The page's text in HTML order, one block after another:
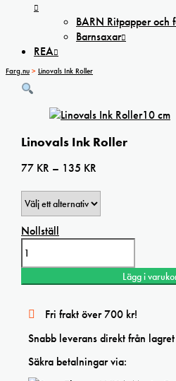
BARN Ritpapper och
Barnsaxar
REA
Farg.nu > Linovals Ink Roller
Linovals Ink Roller
77 KR – 135 KR
till
135 kr
Nollställ
Linovals
Ink
Roller
mängd
Lägg i
Fri frakt över 700 kr!
Snabb leverans direkt från
Säkra betalningar via: